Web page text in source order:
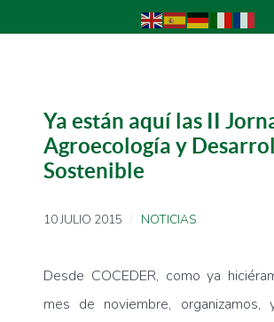
Ya están aquí las II
Agroecología y
Sostenible
10 JULIO 2015 NOTICIAS
Desde COCEDER, como ya
mes de noviembre, organizamos,